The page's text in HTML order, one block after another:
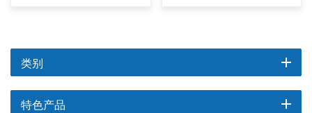
类别
特色产品